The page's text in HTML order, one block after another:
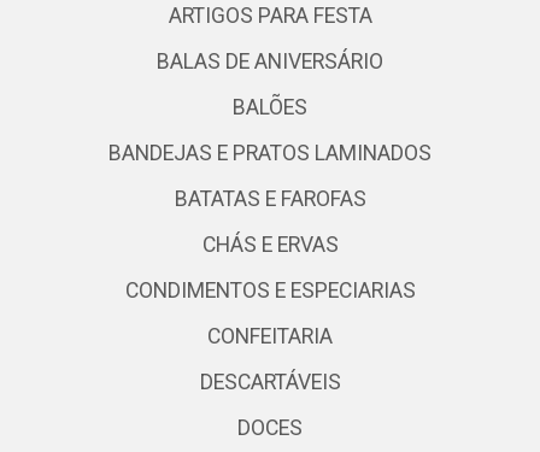
ARTIGOS PARA FESTA
BALAS DE ANIVERSÁRIO
BALÕES
BANDEJAS E PRATOS LAMINADOS
BATATAS E FAROFAS
CHÁS E ERVAS
CONDIMENTOS E ESPECIARIAS
CONFEITARIA
DESCARTÁVEIS
DOCES